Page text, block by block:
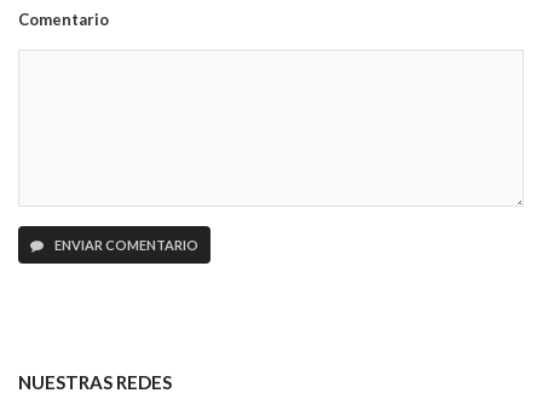
Comentario
ENVIAR COMENTARIO
NUESTRAS REDES